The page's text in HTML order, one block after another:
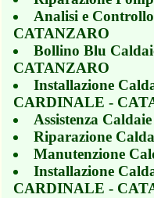
Analisi e
CATANZARO
Bollino Blu
CATANZARO
Installazione
CARDINALE -
Assistenza
Riparazione
Manutenzione
Installazione
CARDINALE -